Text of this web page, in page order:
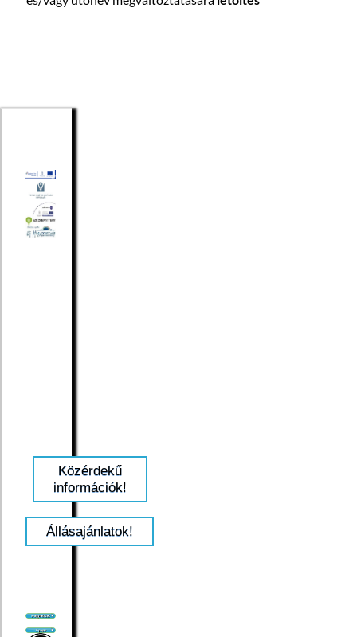
Közérdekű
információk!
Állásajánlatok!